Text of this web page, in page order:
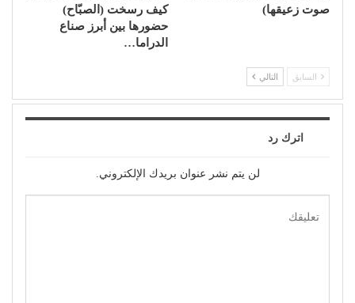
صوت زعيقها)
كيف رسخت (الصبّاح)
حضورها بين أبرز صناع
الدراما…
السابق التالي
اترك رد
لن يتم نشر عنوان بريدك الإلكتروني.